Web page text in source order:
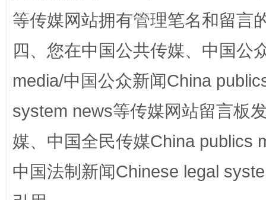
国家大学科技园优化重塑工作
扯下公款旅游的“隐身衣” 如何以
等传媒网站拥有管理笔名和留言
四、您在中国公共传媒、中国公
media/中国公众新闻China
system news等传媒网站留言板
媒、中国全民传媒China publics
中国法制新闻Chinese legal